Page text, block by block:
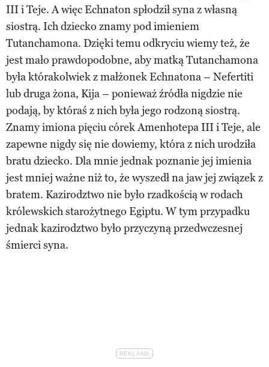
III i Teje. A więc Echnaton spłodził syna z własną
siostrą. Ich dziecko znamy pod imieniem
Tutanchamona. Dzięki temu odkryciu wiemy też, że
jest mało prawdopodobne, aby matką Tutanchamona
była którakolwiek z małżonek Echnatona – Nefertiti
lub druga żona, Kija – ponieważ źródła nigdzie nie
podają, by któraś z nich była jego rodzoną siostrą.
Znamy imiona pięciu córek Amenhotepa III i Teje, ale
zapewne nigdy się nie dowiemy, która z nich urodziła
bratu dziecko. Dla mnie jednak poznanie jej imienia
jest mniej ważne niż to, że wyszedł na jaw jej związek z
bratem. Kazirodztwo nie było rzadkością w rodach
królewskich starożytnego Egiptu. W tym przypadku
jednak kazirodztwo było przyczyną przedwczesnej
śmierci syna.